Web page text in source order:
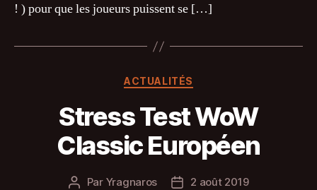
! ) pour que les joueurs puissent se […]
Catégories
ACTUALITÉS
Stress Test WoW
Classic Européen
Auteur
Par Yragnaros
Date2 août 2019